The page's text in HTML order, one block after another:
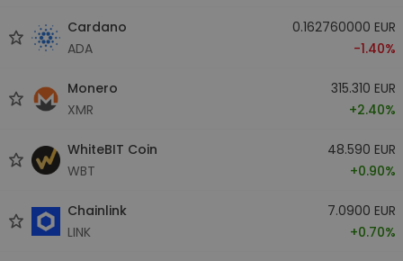
Cardano
ADA
0.162760000 EUR
-1.40%
Monero
XMR
315.310 EUR
+2.40%
WhiteBIT Coin
WBT
48.590 EUR
+0.90%
Chainlink
LINK
7.0900 EUR
+0.70%